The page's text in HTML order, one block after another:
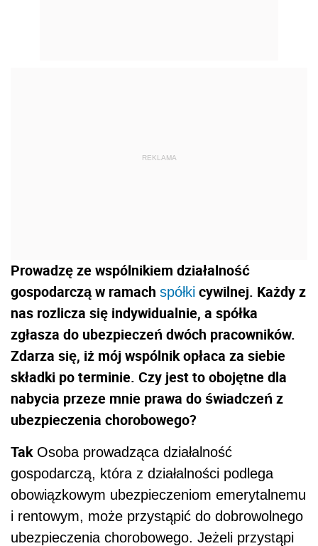
REKLAMA
Prowadzę ze wspólnikiem działalność
gospodarczą w ramach spółki cywilnej. Każdy z
nas rozlicza się indywidualnie, a spółka
zgłasza do ubezpieczeń dwóch pracowników.
Zdarza się, iż mój wspólnik opłaca za siebie
składki po terminie. Czy jest to obojętne dla
nabycia przeze mnie prawa do świadczeń z
ubezpieczenia chorobowego?
Tak Osoba prowadząca działalność
gospodarczą, która z działalności podlega
obowiązkowym ubezpieczeniom emerytalnemu
i rentowym, może przystąpić do dobrowolnego
ubezpieczenia chorobowego. Jeżeli przystąpi